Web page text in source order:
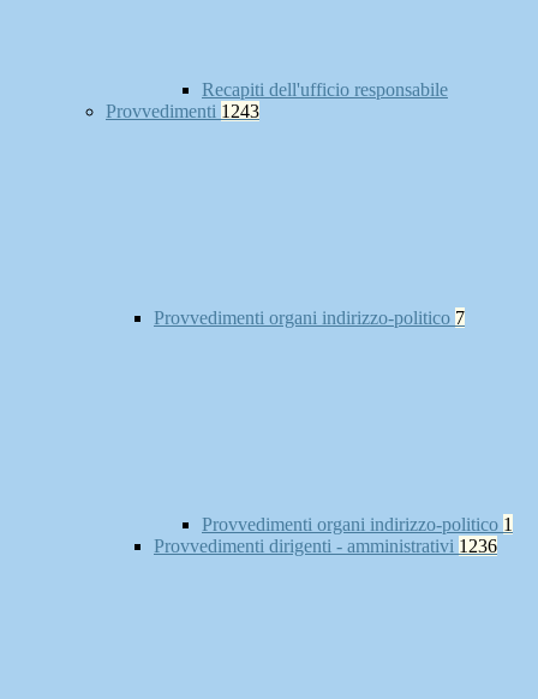
Recapiti dell'ufficio responsabile
Provvedimenti 1243
Provvedimenti organi indirizzo-politico 7
Provvedimenti organi indirizzo-politico 1
Provvedimenti dirigenti - amministrativi 1236